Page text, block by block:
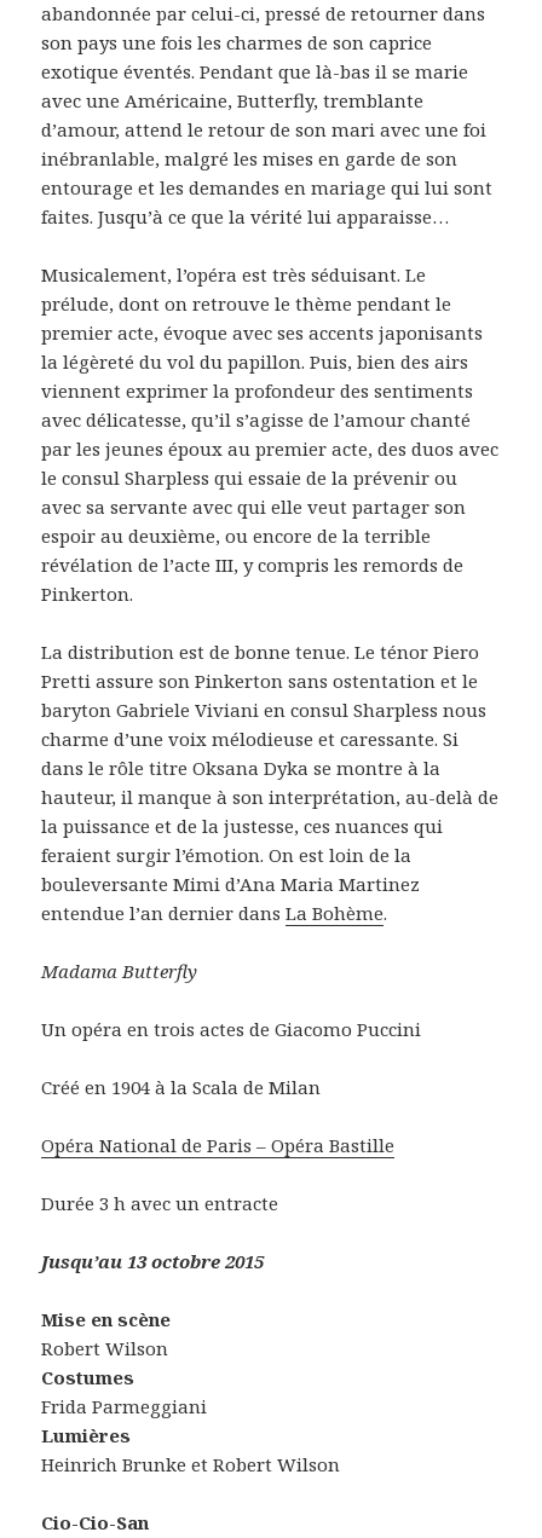
abandonnée par celui-ci, pressé de retourner dans
son pays une fois les charmes de son caprice
exotique éventés. Pendant que là-bas il se marie
avec une Américaine, Butterfly, tremblante
d’amour, attend le retour de son mari avec une foi
inébranlable, malgré les mises en garde de son
entourage et les demandes en mariage qui lui sont
faites. Jusqu’à ce que la vérité lui apparaisse…
Musicalement, l’opéra est très séduisant. Le
prélude, dont on retrouve le thème pendant le
premier acte, évoque avec ses accents japonisants
la légèreté du vol du papillon. Puis, bien des airs
viennent exprimer la profondeur des sentiments
avec délicatesse, qu’il s’agisse de l’amour chanté
par les jeunes époux au premier acte, des duos avec
le consul Sharpless qui essaie de la prévenir ou
avec sa servante avec qui elle veut partager son
espoir au deuxième, ou encore de la terrible
révélation de l’acte III, y compris les remords de
Pinkerton.
La distribution est de bonne tenue. Le ténor Piero
Pretti assure son Pinkerton sans ostentation et le
baryton Gabriele Viviani en consul Sharpless nous
charme d’une voix mélodieuse et caressante. Si
dans le rôle titre Oksana Dyka se montre à la
hauteur, il manque à son interprétation, au-delà de
la puissance et de la justesse, ces nuances qui
feraient surgir l’émotion. On est loin de la
bouleversante Mimi d’Ana Maria Martinez
entendue l’an dernier dansLa Bohème.
Madama Butterfly
Un opéra en trois actes de Giacomo Puccini
Créé en 1904 à la Scala de Milan
Opéra National de Paris – Opéra Bastille
Durée 3 h avec un entracte
Jusqu’au 13 octobre 2015
Mise en scène
Robert Wilson
Costumes
Frida Parmeggiani
Lumières
Heinrich Brunke et Robert Wilson
Cio-Cio-San